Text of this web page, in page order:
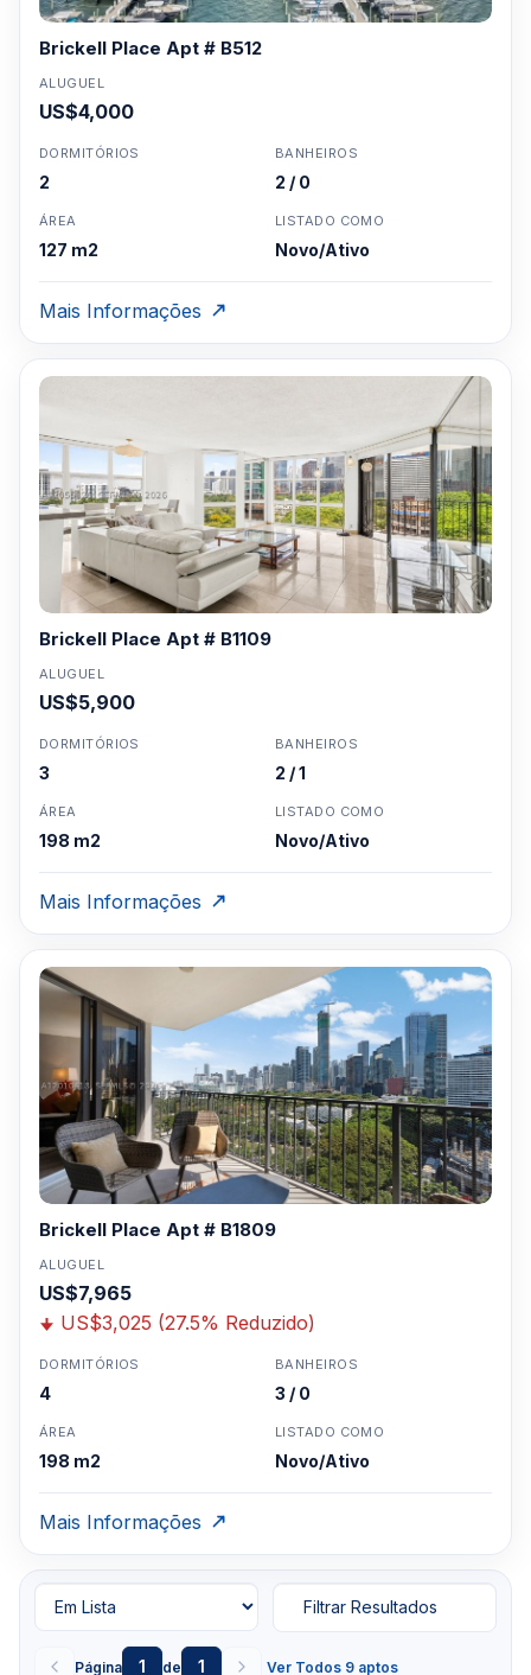
Brickell Place Apt # B512
ALUGUEL
US$4,000
DORMITÓRIOS
2
BANHEIROS
2 / 0
ÁREA
127 m2
LISTADO COMO
Novo/Ativo
Mais Informações
Brickell Place Apt # B1109
ALUGUEL
US$5,900
DORMITÓRIOS
3
BANHEIROS
2 / 1
ÁREA
198 m2
LISTADO COMO
Novo/Ativo
Mais Informações
Brickell Place Apt # B1809
ALUGUEL
US$7,965
US$3,025 (27.5% Reduzido)
DORMITÓRIOS
4
BANHEIROS
3 / 0
ÁREA
198 m2
LISTADO COMO
Novo/Ativo
Mais Informações
Página 1 de 1 Ver Todos 9 aptos
Filtrar Resultados